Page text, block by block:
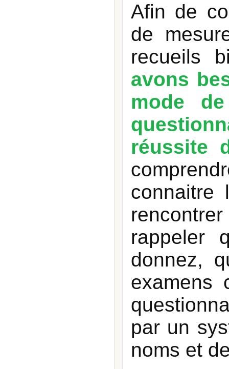
Afin de
de
recueils
avons
mode
réussite
connaitre
rappeler
donnez,
examens
par un
noms et